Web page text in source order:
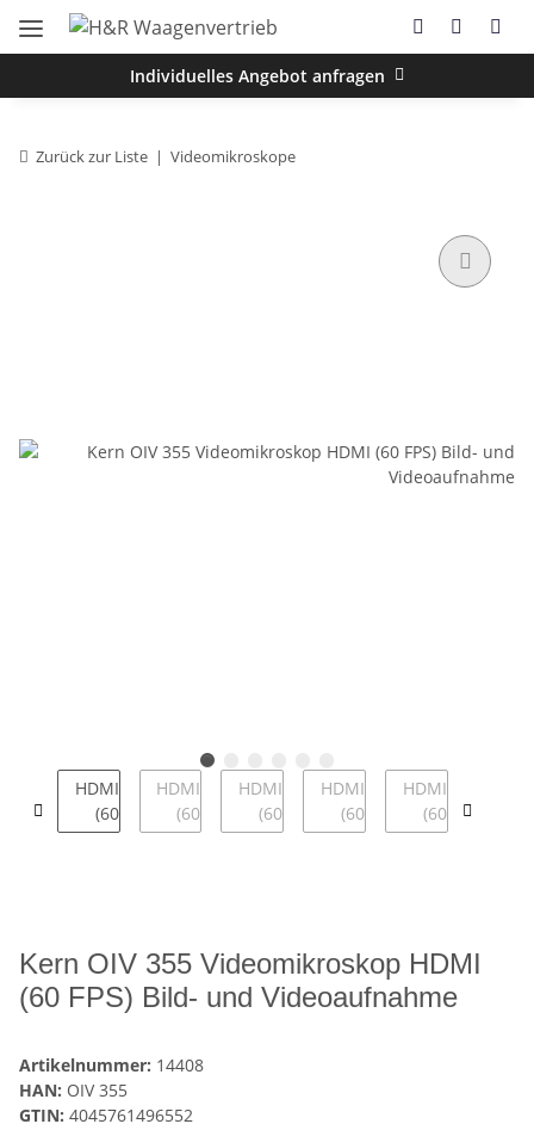
Individuelles Angebot anfragen
Zurück zur Liste Videomikroskope
Kern OIV 355 Videomikroskop HDMI
(60 FPS) Bild- und Videoaufnahme
Artikelnummer: 14408
HAN: OIV 355
GTIN: 4045761496552